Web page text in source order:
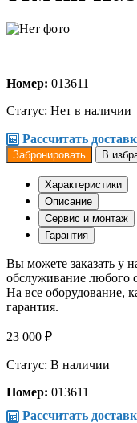
Номер: 013611
Статус: Нет в наличии
Рассчитать
Забронировать В
Характеристики
Описание
Сервис и монтаж
Гарантия
Вы можете заказать у
обслуживание любого
На все оборудование,
гарантия.
23 000 ₽
Статус: В наличии
Номер: 013611
Рассчитать